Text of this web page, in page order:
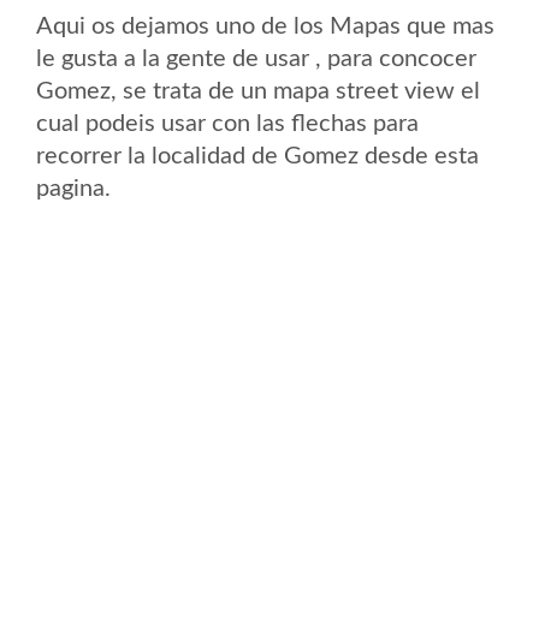
Aqui os dejamos uno de los Mapas que mas
le gusta a la gente de usar , para concocer
Gomez, se trata de un mapa street view el
cual podeis usar con las flechas para
recorrer la localidad de Gomez desde esta
pagina.